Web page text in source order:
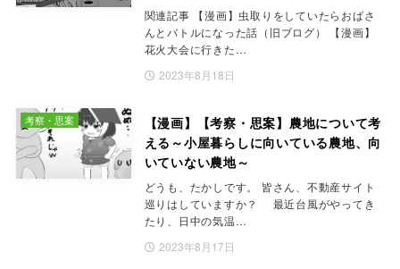
関連記事 【漫画】虫取りをしていたらおばさ
んとバトルになった話（旧ブログ） 【漫画】
花火大会に行きた…
2023年8月18日
【漫画】【考察・思案】農地について考
える～小屋暮らしに向いている農地、向
いていない農地～
どうも、たかしです。 皆さん、不動産サイト
巡りはしていますか？ 最近台風がやってき
たり、日中の気温…
2023年8月17日
考察・思案